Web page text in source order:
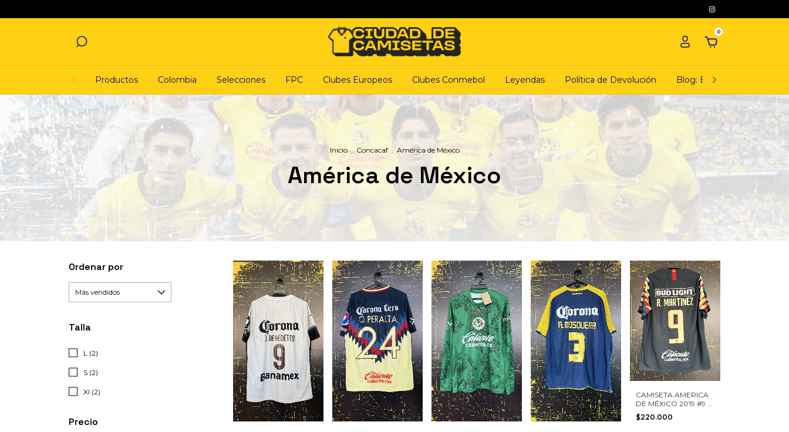
0
Productos Colombia Selecciones FPC Clubes Europeos Clubes Conmebol Leyendas Política de Devolución Blog: El ciudadano
Inicio . Concacaf . América de México
América de México
Ordenar por
Talla
L (2)
S (2)
Xl (2)
Precio
CAMISETA AMERICA
DE MÉXICO 2019 #9 R.
MARTINEZ NIKE
TALLA XL
$220.000